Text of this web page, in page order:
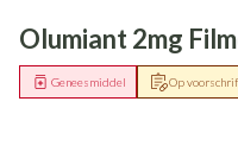
Olumiant 2mg
Op
Geneesmiddel